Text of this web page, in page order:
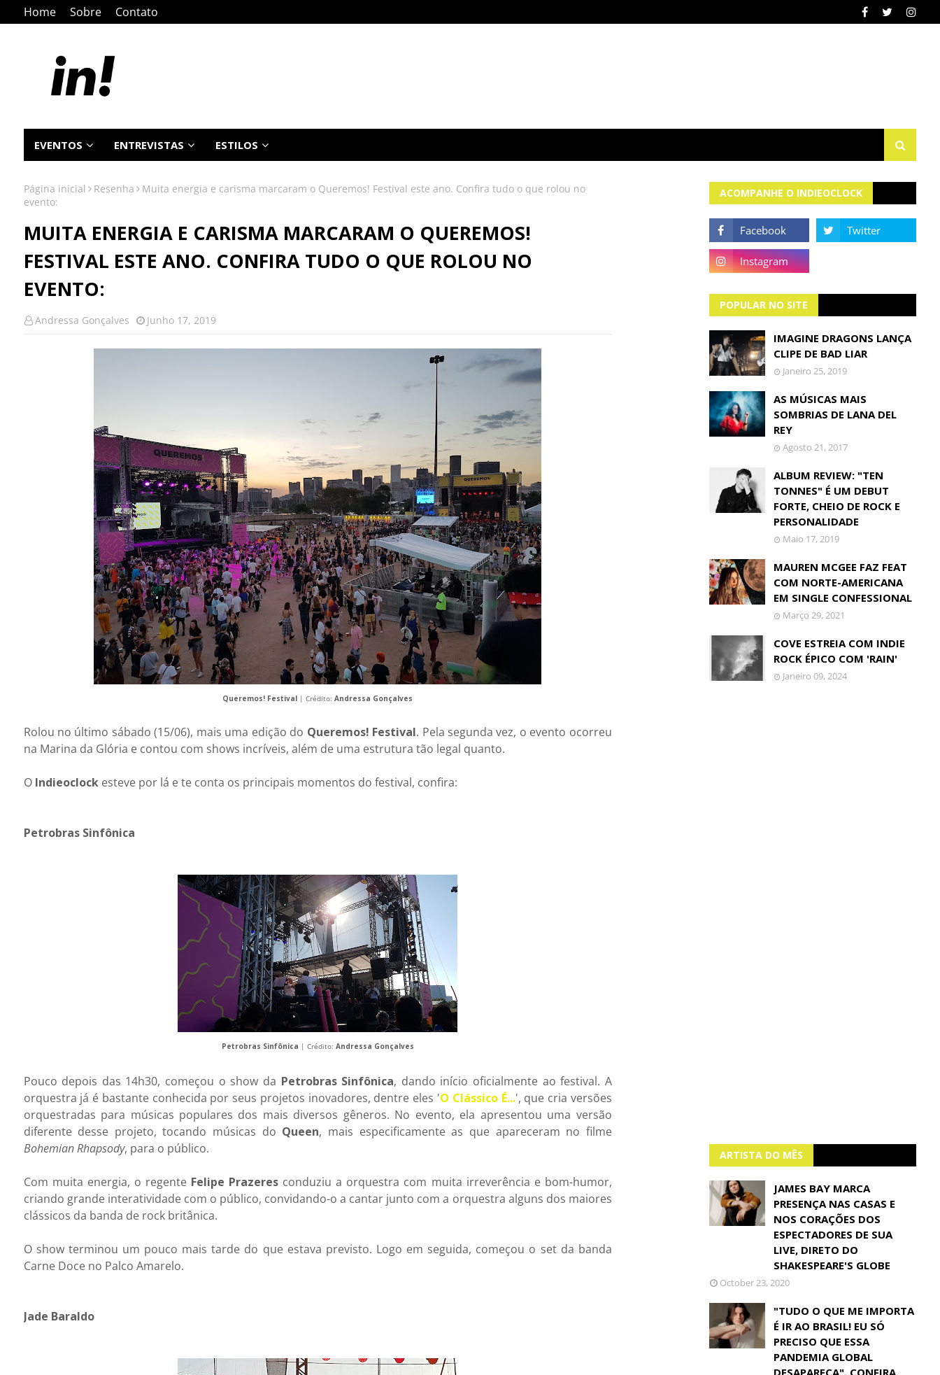
Home Sobre Contato
EVENTOS ENTREVISTAS ESTILOS
Página inicial Resenha
Muita energia e carisma marcaram o Queremos! Festival este ano. Confira tudo o que rolou no
evento:
MUITA ENERGIA E CARISMA MARCARAM O QUEREMOS!
FESTIVAL ESTE ANO. CONFIRA TUDO O QUE ROLOU NO
EVENTO:
Andressa Gonçalves Junho 17, 2019
Queremos! Festival | Crédito:Andressa Gonçalves
Rolou no último sábado (15/06), mais uma edição do Queremos! Festival. Pela segunda vez, o evento ocorreu
na Marina da Glória e contou com shows incríveis, além de uma estrutura tão legal quanto.
O Indieoclockesteve por lá e te conta os principais momentos do festival, confira:
Petrobras Sinfônica
Petrobras Sinfônica | Crédito: Andressa Gonçalves
Pouco depois das 14h30, começou o show da Petrobras Sinfônica, dando início oficialmente ao festival. A
orquestra já é bastante conhecida por seus projetos inovadores, dentre eles 'O Clássico É...', que cria versões
orquestradas para músicas populares dos mais diversos gêneros. No evento, ela apresentou uma versão
diferente desse projeto, tocando músicas do Queen, mais especificamente as que apareceram no filme
Bohemian Rhapsody, para o público.
Com muita energia, o regente Felipe Prazeres conduziu a orquestra com muita irreverência e bom-humor,
criando grande interatividade com o público, convidando-o a cantar junto com a orquestra alguns dos maiores
clássicos da banda de rock britânica.
O show terminou um pouco mais tarde do que estava previsto. Logo em seguida, começou o set da banda
Carne Doce no Palco Amarelo.
Jade Baraldo
ACOMPANHE O INDIEOCLOCK
POPULAR NO SITE
IMAGINE DRAGONS LANÇA
CLIPE DE BAD LIAR
Janeiro 25, 2019
AS MÚSICAS MAIS
SOMBRIAS DE LANA DEL
REY
Agosto 21, 2017
ALBUM REVIEW: "TEN
TONNES" É UM DEBUT
FORTE, CHEIO DE ROCK E
PERSONALIDADE
Maio 17, 2019
MAUREN MCGEE FAZ FEAT
COM NORTE-AMERICANA
EM SINGLE CONFESSIONAL
Março 29, 2021
COVE ESTREIA COM INDIE
ROCK ÉPICO COM 'RAIN'
Janeiro 09, 2024
ARTISTA DO MÊS
JAMES BAY MARCA
PRESENÇA NAS CASAS E
NOS CORAÇÕES DOS
ESPECTADORES DE SUA
LIVE, DIRETO DO
SHAKESPEARE'S GLOBE
October 23, 2020
"TUDO O QUE ME IMPORTA
É IR AO BRASIL! EU SÓ
PRECISO QUE ESSA
PANDEMIA GLOBAL
DESAPAREÇA", CONFIRA